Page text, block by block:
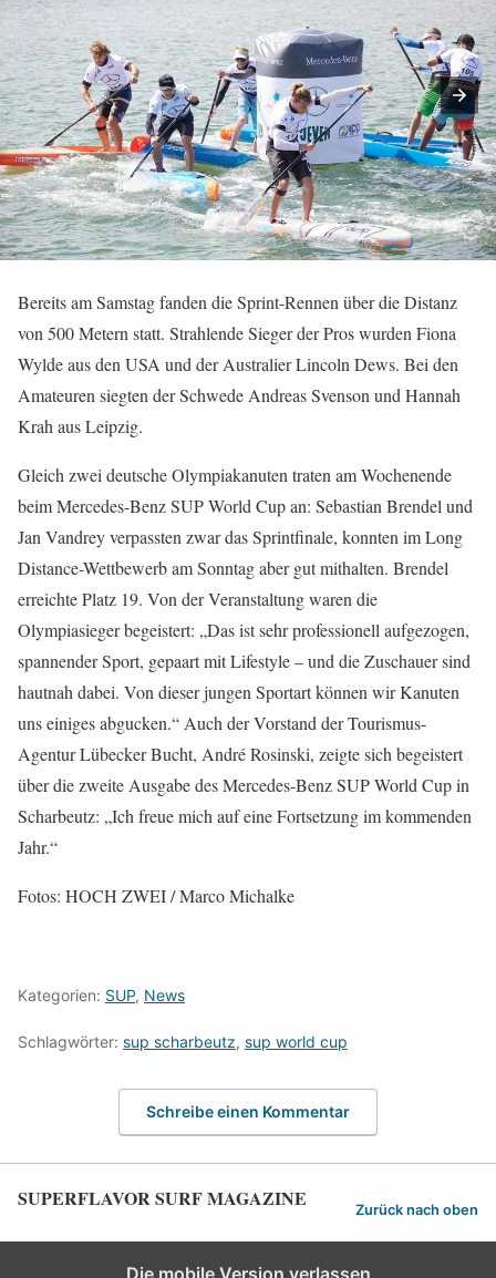
Bereits am Samstag fanden die Sprint-Rennen über die Distanz
von 500 Metern statt. Strahlende Sieger der Pros wurden Fiona
Wylde aus den USA und der Australier Lincoln Dews. Bei den
Amateuren siegten der Schwede Andreas Svenson und Hannah
Krah aus Leipzig.
Gleich zwei deutsche Olympiakanuten traten am Wochenende
beim Mercedes-Benz SUP World Cup an: Sebastian Brendel und
Jan Vandrey verpassten zwar das Sprintfinale, konnten im Long
Distance-Wettbewerb am Sonntag aber gut mithalten. Brendel
erreichte Platz 19. Von der Veranstaltung waren die
Olympiasieger begeistert: „Das ist sehr professionell aufgezogen,
spannender Sport, gepaart mit Lifestyle – und die Zuschauer sind
hautnah dabei. Von dieser jungen Sportart können wir Kanuten
uns einiges abgucken.“ Auch der Vorstand der Tourismus-
Agentur Lübecker Bucht, André Rosinski, zeigte sich begeistert
über die zweite Ausgabe des Mercedes-Benz SUP World Cup in
Scharbeutz: „Ich freue mich auf eine Fortsetzung im kommenden
Jahr.“
Fotos: HOCH ZWEI / Marco Michalke
Kategorien: SUP, News
Schlagwörter: sup scharbeutz, sup world cup
Schreibe einen Kommentar
SUPERFLAVOR SURF MAGAZINE Zurück nach oben
Die mobile Version verlassen